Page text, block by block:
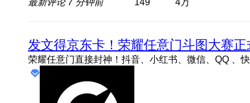
最新评论 7 分钟前 149 4万
发文得京东卡！荣耀任意门斗图大赛正